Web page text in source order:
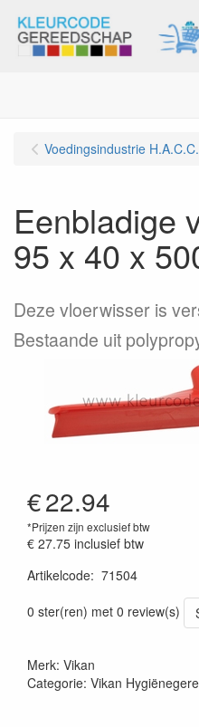
Voedingsindustrie
Eenbladige
95 x 40 x
Deze vloerwisser is
Bestaande uit
€22.94
*Prijzen zijn exclusief btw
€ 27.75 inclusief btw
Artikelcode: 71504
0 ster(ren) met 0 review(s)
Merk: Vikan
Categorie: Vikan